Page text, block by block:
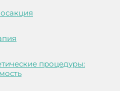
процедуры: